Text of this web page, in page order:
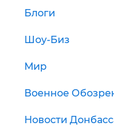
Блоги
Шоу-Биз
Мир
Военное
Новости